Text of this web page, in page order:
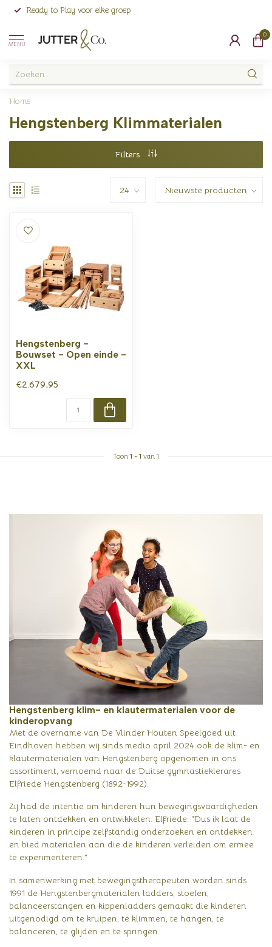
Ready to Play voor elke groep
MENU
0
Home
Hengstenberg Klimmaterialen
Filters
Hengstenberg -
Bouwset - Open einde -
XXL
€2.679,95
Toon 1 - 1 van 1
Hengstenberg klim- en klautermaterialen voor de
kinderopvang
Met de overname van De Vlinder Houten Speelgoed uit
Eindhoven hebben wij sinds medio april 2024 ook de klim- en
klautermaterialen van Hengstenberg opgenomen in ons
assortiment, vernoemd naar de Duitse gymnastieklerares
Elfriede Hengstenberg (1892-1992).
Zij had de intentie om kinderen hun bewegingsvaardigheden
te laten ontdekken en ontwikkelen. Elfriede: “Dus ik laat de
kinderen in principe zelfstandig onderzoeken en ontdekken
en bied materialen aan die de kinderen verleiden om ermee
te experimenteren.”
In samenwerking met bewegingstherapeuten worden sinds
1991 de Hengstenbergmaterialen ladders, stoelen,
balanceerstangen en kippenladders gemaakt die kinderen
uitgenodigd om te kruipen, te klimmen, te hangen, te
balanceren, te glijden en te springen.